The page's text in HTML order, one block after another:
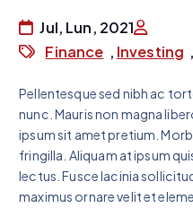
Jul, Lun, 2021
Finance , Investing ,
Pellentesque sed nibh ac
nunc. Mauris non magna
ipsum sit amet pretium.
fringilla. Aliquam at ipsum
lectus. Fusce lacinia
maximus ornare velit et